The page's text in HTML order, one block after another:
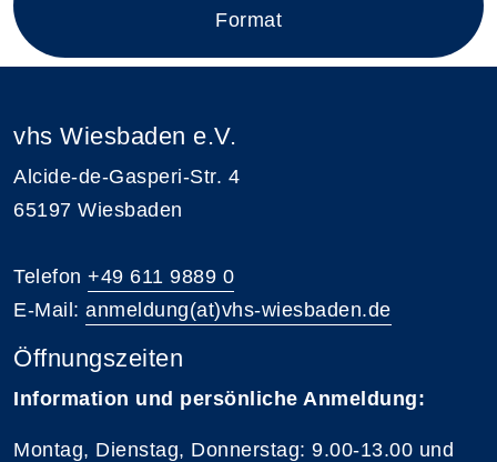
Format
vhs Wiesbaden e.V.
Alcide-de-Gasperi-Str. 4
65197 Wiesbaden
Telefon +49 611 9889 0
E-Mail: anmeldung(at)vhs-wiesbaden.de
Öffnungszeiten
Information und persönliche Anmeldung:
Montag, Dienstag, Donnerstag: 9.00-13.00 und